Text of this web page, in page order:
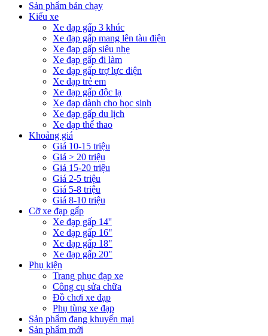
Sản phẩm bán chạy
Kiểu xe
Xe đạp gấp 3 khúc
Xe đạp gấp mang lên tàu điện
Xe đạp gấp siêu nhẹ
Xe đạp gấp đi làm
Xe đạp gấp trợ lực điện
Xe đạp trẻ em
Xe đạp gấp độc lạ
Xe đạp dành cho học sinh
Xe đạp gấp du lịch
Xe đạp thể thao
Khoảng giá
Giá 10-15 triệu
Giá > 20 triệu
Giá 15-20 triệu
Giá 2-5 triệu
Giá 5-8 triệu
Giá 8-10 triệu
Cỡ xe đạp gấp
Xe đạp gấp 14''
Xe đạp gấp 16"
Xe đạp gấp 18"
Xe đạp gấp 20"
Phụ kiện
Trang phục đạp xe
Công cụ sửa chữa
Đồ chơi xe đạp
Phụ tùng xe đạp
Sản phẩm đang khuyến mại
Sản phẩm mới